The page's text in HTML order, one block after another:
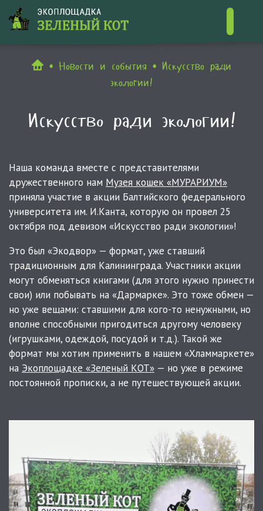
Контакты
Новости и события
Искусство ради
экологии!
Искусство ради экологии!
Наша команда вместе с представителями
дружественного нам Музея кошек «МУРАРИУМ»
приняла участие в акции Балтийского федерального
университета им. И.Канта, которую он провел 25
октября под девизом «Искусство ради экологии»!
Это был «Экодвор» — формат, уже ставший
традиционным для Калининграда. Участники акции
могут обменяться книгами (для этого нужно принести
свои) или побывать на «Дармарке». Это тоже обмен —
но уже вещами: ставшими для кого-то ненужными, но
вполне способными пригодиться другому человеку
(игрушками, одеждой, посудой и т.д.). Такой же
формат мы хотим применить в нашем «Хламмаркете»
на Экоплощадке «Зеленый КОТ» — но уже в режиме
постоянной прописки, а не путешествующей акции.